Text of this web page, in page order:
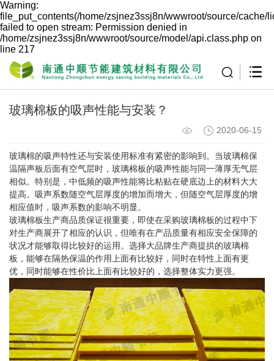
Warning:
file_put_contents(/home/zsjnez3ssj8n/wwwroot/source/cache/
failed to open stream: Permission denied in
/home/zsjnez3ssj8n/wwwroot/source/model/api.class.php on
line 217
玻璃棉板的吸声性能与安装？
2020-06-15
玻璃棉的吸声特性还与安装使用标准有紧密的影响到。当玻璃棉保
温隔声板后面有空气层时，玻璃棉板的吸声性能与同一薄厚无气层
相似。特别是，中低频的吸声性能将比粘贴在硬底边上的材料大大
提高。吸声系数随空气层厚度的增加而增大，但随空气层厚度的增
相应值时，吸声系数的影响不明显。
玻璃棉板生产商品质保证很重要，即使在采购玻璃棉板的过程中下
对生产商展开了相应的认识，但唯有在产品质量有相应安全保障的
状况才能够取得比较好的运用。选择大品牌生产商提拱的玻璃棉
板，能够在隔热保温的作用上面有比较好，同时在特性上面有更
优，同时能够在性价比上面有比较好的，选择整体实力更强。